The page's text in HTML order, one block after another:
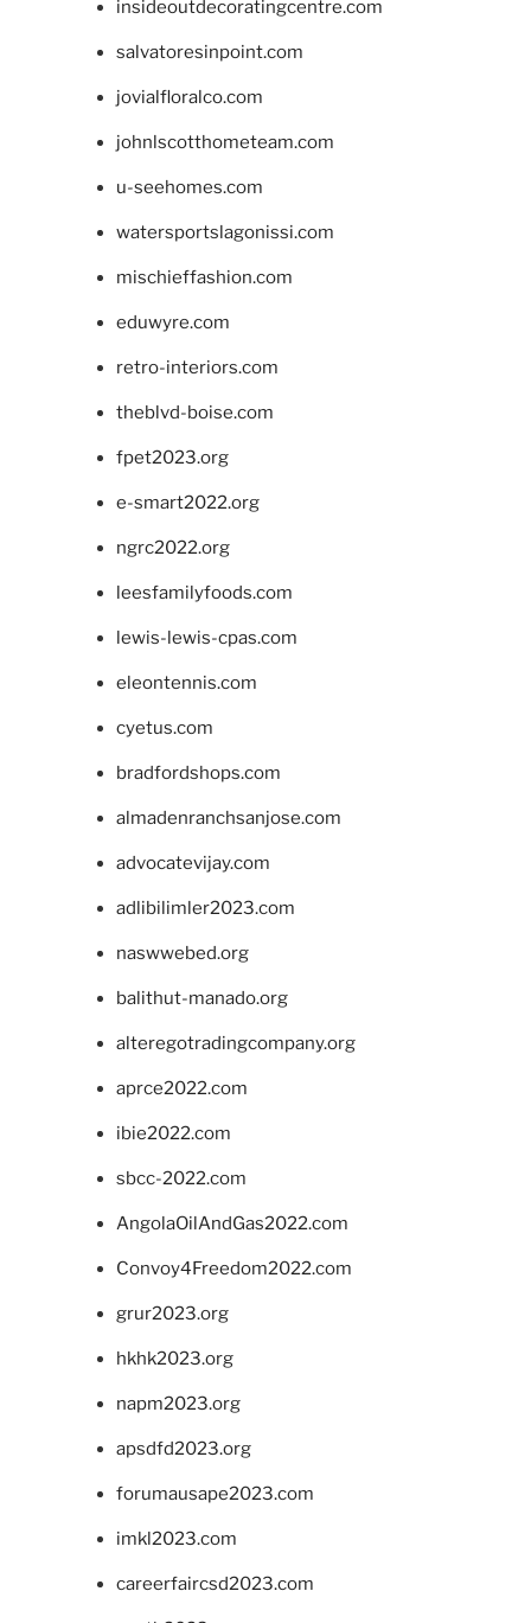
insideoutdecoratingcentre.com
salvatoresinpoint.com
jovialfloralco.com
johnlscotthometeam.com
u-seehomes.com
watersportslagonissi.com
mischieffashion.com
eduwyre.com
retro-interiors.com
theblvd-boise.com
fpet2023.org
e-smart2022.org
ngrc2022.org
leesfamilyfoods.com
lewis-lewis-cpas.com
eleontennis.com
cyetus.com
bradfordshops.com
almadenranchsanjose.com
advocatevijay.com
adlibilimler2023.com
naswwebed.org
balithut-manado.org
alteregotradingcompany.org
aprce2022.com
ibie2022.com
sbcc-2022.com
AngolaOilAndGas2022.com
Convoy4Freedom2022.com
grur2023.org
hkhk2023.org
napm2023.org
apsdfd2023.org
forumausape2023.com
imkl2023.com
careerfaircsd2023.com